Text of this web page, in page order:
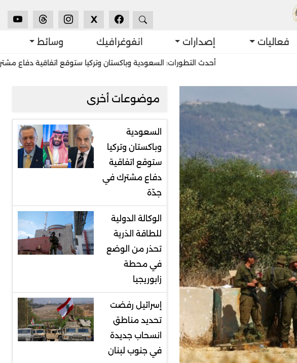
X
فعاليات إصدارات انفوغرافيك وسائط
أحدث التطورات: السعودية وباكستان وتركيا ستوقع اتفاقية دفاع مشترك في جدّة
موضوعات أخرى
السعودية
وباكستان وتركيا
ستوقع اتفاقية
دفاع مشترك في
جدّة
الوكالة الدولية
للطاقة الذرية
تحذر من الوضع
في محطة
زابوريجيا
إسرائيل رفضت
تحديد مناطق
انسحاب جديدة
في جنوب لبنان